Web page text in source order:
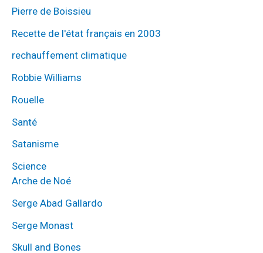
Pierre de Boissieu
Recette de l'état français en 2003
rechauffement climatique
Robbie Williams
Rouelle
Santé
Satanisme
Science
Arche de Noé
Serge Abad Gallardo
Serge Monast
Skull and Bones